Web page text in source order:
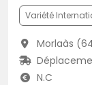
Variété
Morlaàs
N.C